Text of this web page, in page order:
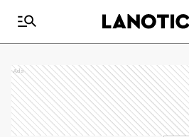
Ads